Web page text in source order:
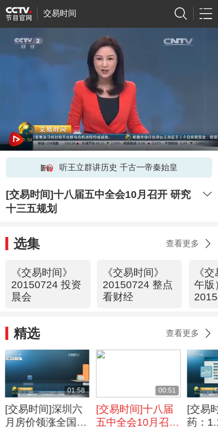
交易时间
听王立群讲历史 千古一帝秦始皇
[交易时间]十八届五中全会10月召开 研究
十三五规划
选集 查看更多
《交易时间》
20150724 投资
晨会
《交易时间》
20150724 整点
看财经
《
午版
精选 查看更多
01:58
[交易时间]深圳六
月房价领涨全国
00:51
[交易时间]十八届
五中全会10月召开
[交易
药：